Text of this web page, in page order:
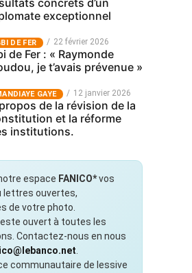
concrets d’un
exceptionnel
DE FER 22 février 2026
de Fer : « Raymonde
je t’avais prévenue »
GAYE 12 janvier 2026
de la révision de la
et la réforme
institutions.
espace FANICO*vos
lettres ouvertes,
de votre photo.
ouvert à toutes les
Contactez-nous en nous
communautaire de lessive